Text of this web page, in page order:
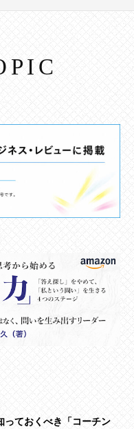
っておくべき「コーチン